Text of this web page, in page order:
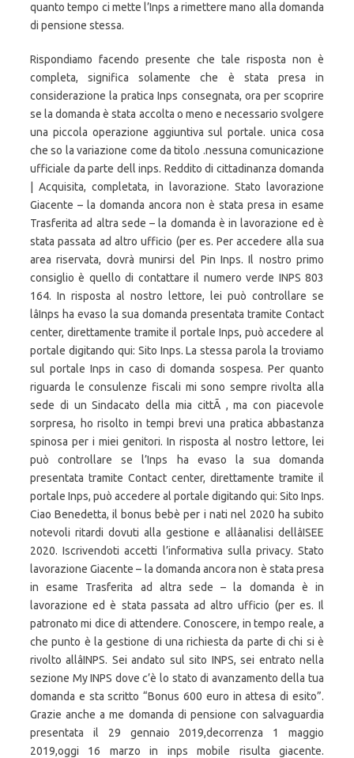
quanto tempo ci mette l’Inps a rimettere mano alla domanda
di pensione stessa.
Rispondiamo facendo presente che tale risposta non è
completa, significa solamente che è stata presa in
considerazione la pratica Inps consegnata, ora per scoprire
se la domanda è stata accolta o meno e necessario svolgere
una piccola operazione aggiuntiva sul portale. unica cosa
che so la variazione come da titolo .nessuna comunicazione
ufficiale da parte dell inps. Reddito di cittadinanza domanda
| Acquisita, completata, in lavorazione. Stato lavorazione
Giacente – la domanda ancora non è stata presa in esame
Trasferita ad altra sede – la domanda è in lavorazione ed è
stata passata ad altro ufficio (per es. Per accedere alla sua
area riservata, dovrà munirsi del Pin Inps. Il nostro primo
consiglio è quello di contattare il numero verde INPS 803
164. In risposta al nostro lettore, lei può controllare se
lâInps ha evaso la sua domanda presentata tramite Contact
center, direttamente tramite il portale Inps, può accedere al
portale digitando qui: Sito Inps. La stessa parola la troviamo
sul portale Inps in caso di domanda sospesa. Per quanto
riguarda le consulenze fiscali mi sono sempre rivolta alla
sede di un Sindacato della mia cittÃ , ma con piacevole
sorpresa, ho risolto in tempi brevi una pratica abbastanza
spinosa per i miei genitori. In risposta al nostro lettore, lei
può controllare se l’Inps ha evaso la sua domanda
presentata tramite Contact center, direttamente tramite il
portale Inps, può accedere al portale digitando qui: Sito Inps.
Ciao Benedetta, il bonus bebè per i nati nel 2020 ha subito
notevoli ritardi dovuti alla gestione e allâanalisi dellâISEE
2020. Iscrivendoti accetti l’informativa sulla privacy. Stato
lavorazione Giacente – la domanda ancora non è stata presa
in esame Trasferita ad altra sede – la domanda è in
lavorazione ed è stata passata ad altro ufficio (per es. Il
patronato mi dice di attendere. Conoscere, in tempo reale, a
che punto è la gestione di una richiesta da parte di chi si è
rivolto allâINPS. Sei andato sul sito INPS, sei entrato nella
sezione My INPS dove c’è lo stato di avanzamento della tua
domanda e sta scritto “Bonus 600 euro in attesa di esito”.
Grazie anche a me domanda di pensione con salvaguardia
presentata il 29 gennaio 2019,decorrenza 1 maggio
2019,oggi 16 marzo in inps mobile risulta giacente.